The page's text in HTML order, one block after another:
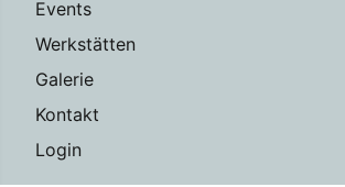
Events
Werkstätten
Galerie
Kontakt
Login